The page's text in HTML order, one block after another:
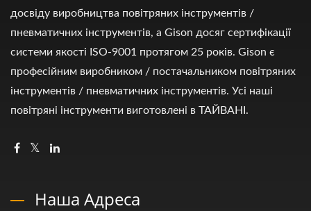
досвіду виробництва повітряних інструментів /
пневматичних інструментів, а Gison досяг сертифікації
системи якості ISO-9001 протягом 25 років. Gison є
професійним виробником / постачальником повітряних
інструментів / пневматичних інструментів. Усі наші
повітряні інструменти виготовлені в ТАЙВАНІ.
Наша Адреса